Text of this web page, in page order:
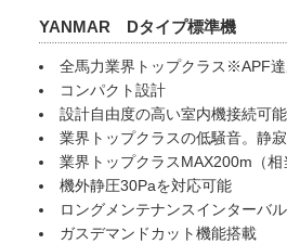
YANMAR Dタイプ標準機
全馬力業界トップクラス※APF
コンパクト設計
設計自由度の高い室内機接続可
業界トップクラスの低騒音。静
業界トップクラスMAX200m（
機外静圧30Paを対応可能
ロングメンテナンスインターバル
ガスデマンドカット機能搭載